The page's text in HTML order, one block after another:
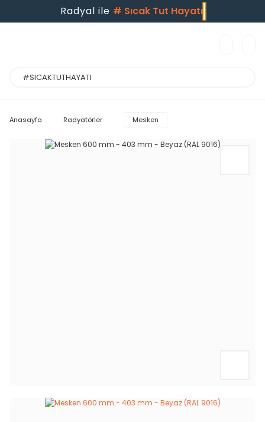
Radyal ile # Sıcak Tut Hayatı
Anasayfa Radyatörler Mesken